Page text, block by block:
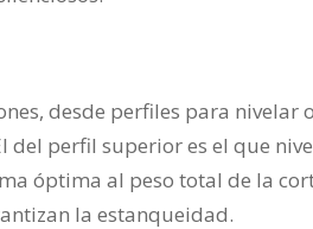
desde perfiles para nivelar
perfil superior es el que
óptima al peso total de la
la estanqueidad.